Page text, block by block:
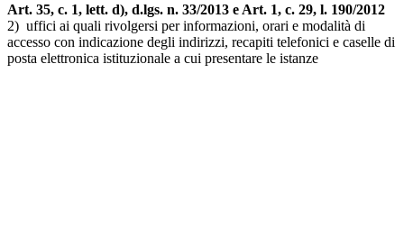
Art. 35, c. 1, lett. d), d.lgs. n. 33/2013 e Art. 1, c. 29, l. 190/2012
2) uffici ai quali rivolgersi per informazioni, orari e modalità di
accesso con indicazione degli indirizzi, recapiti telefonici e caselle di
posta elettronica istituzionale a cui presentare le istanze